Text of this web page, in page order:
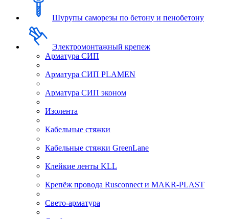
Шурупы саморезы по бетону и пенобетону
Электромонтажный крепеж
Арматура СИП
Арматура СИП PLAMEN
Арматура СИП эконом
Изолента
Кабельные стяжки
Кабельные стяжки GreenLane
Клейкие ленты KLL
Крепёж провода Rusconnect и MAKR-PLAST
Свето-арматура